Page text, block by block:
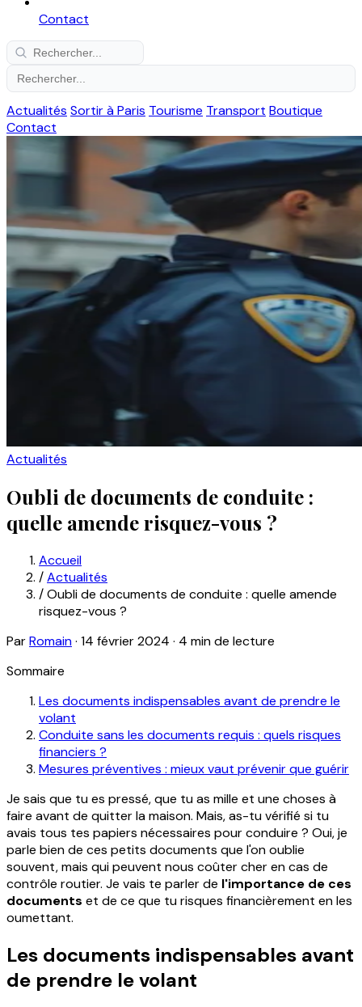
Contact
Actualités Sortir à Paris Tourisme Transport Boutique
Contact
Actualités
Oubli de documents de conduite :
quelle amende risquez-vous ?
Accueil
/Actualités
/Oubli de documents de conduite : quelle amende
risquez-vous ?
ParRomain· 14 février 2024 · 4 min de lecture
Sommaire
Les documents indispensables avant de prendre le
volant
Conduite sans les documents requis : quels risques
financiers ?
Mesures préventives : mieux vaut prévenir que guérir
Je sais que tu es pressé, que tu as mille et une choses à
faire avant de quitter la maison. Mais, as-tu vérifié si tu
avais tous tes papiers nécessaires pour conduire ? Oui, je
parle bien de ces petits documents que l'on oublie
souvent, mais qui peuvent nous coûter cher en cas de
contrôle routier. Je vais te parler de l'importance de ces
documents et de ce que tu risques financièrement en les
oumettant.
Les documents indispensables avant
de prendre le volant